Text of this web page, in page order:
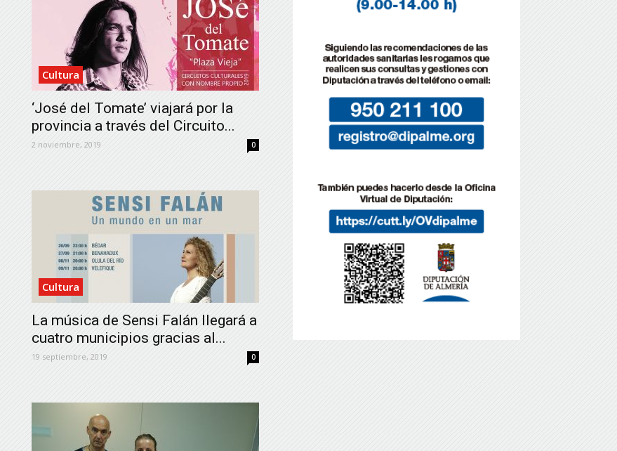
de
Cultura
‘José del Tomate’ viajará por la
provincia a través del Circuito...
2 noviembre, 2019 0
Cultura
La música de Sensi Falán llegará a
cuatro municipios gracias al...
19 septiembre, 2019 0